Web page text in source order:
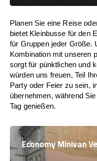
Planen Sie eine Reise
bietet Kleinbusse für den
für Gruppen jeder Größe.
Kombination mit unseren
sorgt für pünktlichen und
würden uns freuen, Teil
Party oder Feier zu sein,
übernehmen, während
Tag genießen.
Economy Minivan